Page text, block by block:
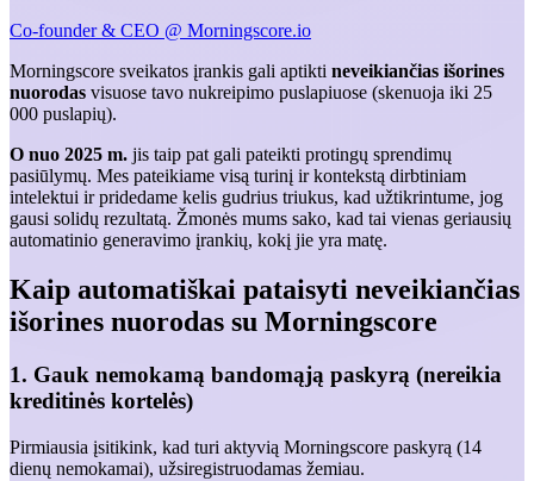
Co-founder & CEO @ Morningscore.io
Morningscore sveikatos įrankis gali aptikti neveikiančias išorines
nuorodas visuose tavo nukreipimo puslapiuose (skenuoja iki 25
000 puslapių).
O nuo 2025 m. jis taip pat gali pateikti protingų sprendimų
pasiūlymų. Mes pateikiame visą turinį ir kontekstą dirbtiniam
intelektui ir pridedame kelis gudrius triukus, kad užtikrintume, jog
gausi solidų rezultatą. Žmonės mums sako, kad tai vienas geriausių
automatinio generavimo įrankių, kokį jie yra matę.
Kaip automatiškai pataisyti neveikiančias
išorines nuorodas su Morningscore
1. Gauk nemokamą bandomąją paskyrą (nereikia
kreditinės kortelės)
Pirmiausia įsitikink, kad turi aktyvią Morningscore paskyrą (14
dienų nemokamai), užsiregistruodamas žemiau.